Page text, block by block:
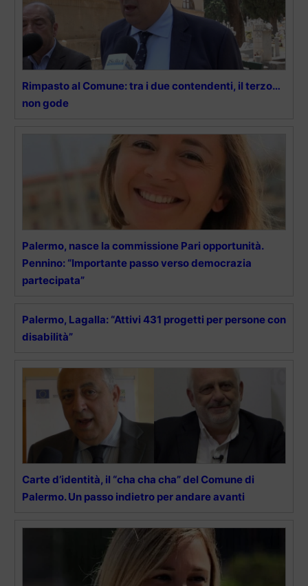
Rimpasto al Comune: tra i due contendenti, il terzo…
non gode
Palermo, nasce la commissione Pari opportunità.
Pennino: “Importante passo verso democrazia
partecipata”
Palermo, Lagalla: “Attivi 431 progetti per persone con
disabilità”
Carte d’identità, il “cha cha cha” del Comune di
Palermo. Un passo indietro per andare avanti